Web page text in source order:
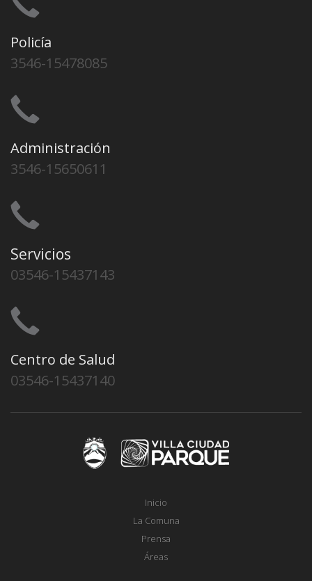
Policía
3546-15478085
Administración
3546-15650611
Servicios
03546-15437143
Centro de Salud
03546-15437140
Inicio
La Comuna
Prensa
Áreas